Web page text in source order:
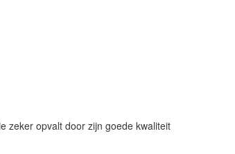
zeker opvalt door zijn goede kwaliteit